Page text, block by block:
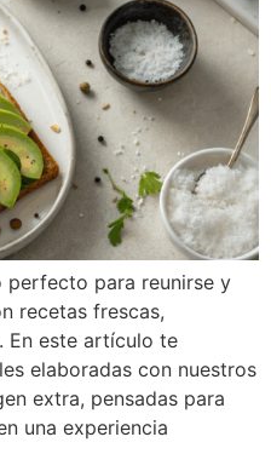
perfecto para reunirse y
recetas frescas,
En este artículo te
elaboradas con nuestros
extra, pensadas para
una experiencia